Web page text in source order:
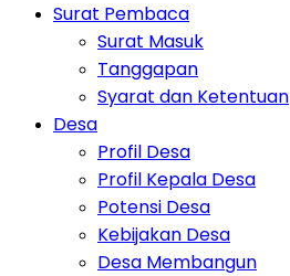
Surat Pembaca
Surat Masuk
Tanggapan
Syarat dan Ketentuan
Desa
Profil Desa
Profil Kepala Desa
Potensi Desa
Kebijakan Desa
Desa Membangun